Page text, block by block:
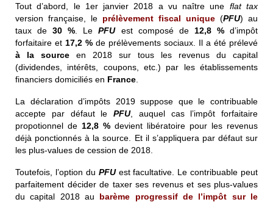
Tout d’abord, le 1er janvier 2018 a vu naître une flat tax
version française, le prélèvement fiscal unique (PFU) au
taux de30 % . LePFUest composé de 12,8 %d’impôt
forfaitaire et 17,2 % de prélèvements sociaux. Il a été prélevé
à la source en 2018 sur tous les revenus du capital
(dividendes, intérêts, coupons, etc.) par les établissements
financiers domiciliés en France
La déclaration d’impôts 2019 suppose que le contribuable
accepte par défaut le PFU, auquel cas l’impôt forfaitaire
propotionnel de 12,8 % devient libératoire pour les revenus
déjà ponctionnés à la source. Et il s’appliquera par défaut sur
les plus-values de cession de 2018.
Toutefois, l’option du PFUest facultative. Le contribuable peut
parfaitement décider de taxer ses revenus et ses plus-values
du capital 2018 au barème progressif de l’impôt sur le